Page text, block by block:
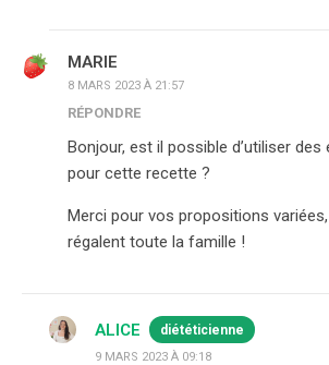
MARIE
8 MARS 2023 À 21:57
RÉPONDRE
Bonjour, est il possible d’utiliser des
pour cette recette ?
Merci pour vos propositions
régalent toute la famille !
ALICE diététicienne
9 MARS 2023 À 09:18